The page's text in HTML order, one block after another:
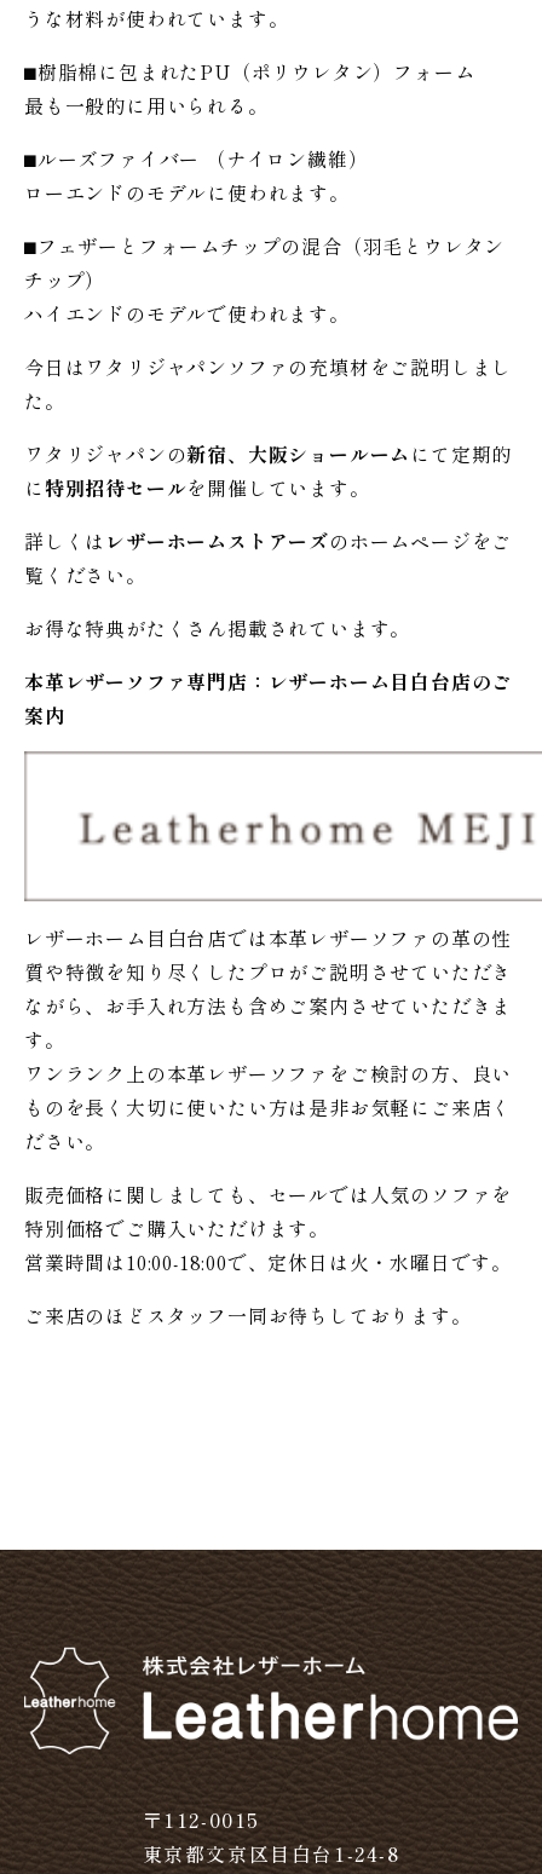
うな材料が使われています。
⬛︎樹脂棉に包まれたPU（ポリウレタン）フォーム
最も一般的に用いられる。
⬛︎ルーズファイバー （ナイロン繊維）
ローエンドのモデルに使われます。
⬛︎フェザーとフォームチップの混合（羽毛とウレタン
チップ）
ハイエンドのモデルで使われます。
今日はワタリジャパンソファの充填材をご説明しまし
た。
ワタリジャパンの新宿、大阪ショールーム にて定期的
に特別招待セールを開催しています。
詳しくは レザーホームストアーズのホームページをご
覧ください。
お得な特典がたくさん掲載されています。
本革レザーソファ専門店：レザーホーム 目白台店のご
案内
レザーホーム目白台店では本革レザーソファの革の性
質や特徴を知り尽くしたプロがご説明させていただき
ながら、お手入れ方法も含めご案内させていただきま
す。
ワンランク上の本革レザーソファをご検討の方、良い
ものを長く大切に使いたい方は是非お気軽にご来店く
ださい。
販売価格に関しましても、セールでは人気のソファを
特別価格でご購入いただけます。
営業時間は10:00-18:00で、定休日は火・水曜日です。
ご来店のほどスタッフ一同お待ちしております。
〒112-0015
東京都文京区目白台1-24-8